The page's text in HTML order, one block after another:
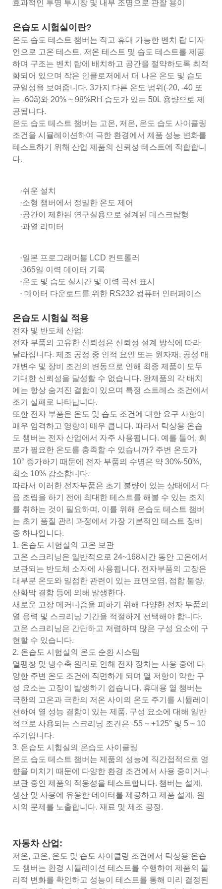
효과적인 투명 투시창 및 내부 조명으로 관찰 용이
온습도 시험실이란?
온도 습도 테스트 챔버는 작고 휴대 가능한 벤치 탑 디자
인으로 고온 테스트, 저온 테스트 및 습도 테스트를 제공
하며 구조는 벤치 탑에 배치하고 공간을 절약하도록 최적
화되어 있으며 작은 인클로저에서 더 나은 온도 및 습도
균일성을 보여줍니다. 3가지 다른 온도 범위(-20, -40 또
는 -60â)와 20% ~ 98%RH 습도가 있는 50L 용량으로 제
공됩니다.
온도 습도 테스트 챔버는 고온, 저온, 온도 습도 사이클링
조건을 시뮬레이션하여 극한 환경에서 제품 성능 변화를
테스트하기 위해 산업 제품의 신뢰성 테스트에 적합합니
다.
·쉬운 설치
·소형 챔버에서 정밀한 온도 제어
·공간이 제한된 연구실용으로 설계된 데스크탑형
·과열 리미터
·일본 프로그래머블 LCD 컨트롤러
·365일 이력 데이터 기록
·온도 및 습도 실시간 및 이력 곡선 표시
· 데이터 다운로드를 위한 RS232 컴퓨터 인터페이스
온습도 시험실 적용
전자 및 반도체 산업:
전자 부품의 고유한 신뢰성은 신뢰성 설계 방식에 따라
달라집니다. 제조 공정 중 인적 요인 또는 원자재, 공정 매
개변수 및 장비 조건의 변동으로 인해 최종 제품이 모두
기대한 신뢰성을 달성할 수 없습니다. 완제품의 각 배치
에는 항상 숨겨진 결함이 있으며 특정 스트레스 조건에서
조기 실패로 나타납니다.
또한 전자 부품은 온도 및 습도 조건에 대한 요구 사항이
매우 엄격하고 영향이 매우 큽니다. 따라서 탁상용 온습
도 챔버는 전자 산업에서 자주 사용됩니다. 예를 들어, 회
로가 필요한 온도를 충족할 수 있습니까? 주변 온도가
10° 증가하기 때문에 전자 부품의 수명은 약 30%-50%,
최소 10% 감소합니다.
따라서 이러한 전자부품은 초기 불량이 있는 상태에서 다
음 조립을 하기 전에 최대한 테스트를 해볼 수 있는 조치
를 취하는 것이 필요하며, 이를 위해 온습도 테스트 챔버
는 초기 품질 관리 과정에서 가장 기본적인 테스트 장비
중 하나입니다.
1. 온습도 시험실의 고온 보관
고온 스크리닝은 일반적으로 24~168시간 동안 고온에서
보관되는 반도체 소자에 사용됩니다. 전자부품의 고장은
대부분 온도와 밀접한 관련이 있는 표면오염, 접합 불량,
산화막 결함 등에 의해 발생한다.
새로운 고장 메커니즘을 피하기 위해 다양한 전자 부품의
열 응력 및 스크리닝 기간을 적절하게 선택해야 합니다.
고온 스크리닝은 간단하고 저렴하며 많은 구성 요소에 구
현할 수 있습니다.
2. 온습도 시험실의 온도 순환 시스템
열팽창 및 냉수축 원리로 인해 전자 장치는 사용 중에 다
양한 주변 온도 조건에 직면하게 되며 열 저항이 약한 구
성 요소는 고장이 발생하기 쉽습니다. 휴대용 열 챔버는
극한의 고온과 극한의 저온 사이의 온도 주기를 시뮬레이
션하여 열 성능 결함이 있는 제품. 구성 요소에 대해 일반
적으로 사용되는 스크리닝 조건은 -55 ~ +125° 및 5 ~ 10
주기입니다.
3. 온습도 시험실의 온습도 사이클링
온도 습도 테스트 챔버는 제품의 성능에 직간접적으로 영
향을 미치기 때문에 다양한 환경 조건에서 사용 중이거나
보관 중인 제품의 적응성을 테스트합니다. 챔버는 설계,
생산 및 사용에 유용한 데이터를 제공하고 제품 설계, 원
시의 문제를 노출합니다. 재료 및 제조 공정.
자동차 산업:
저온, 고온, 온도 및 습도 사이클링 조건에서 탁상용 온습
도 챔버는 환경 시뮬레이션 테스트를 수행하여 제품의 물
리적 변화를 확인하고 성능이 테스트를 통해 미리 결정된